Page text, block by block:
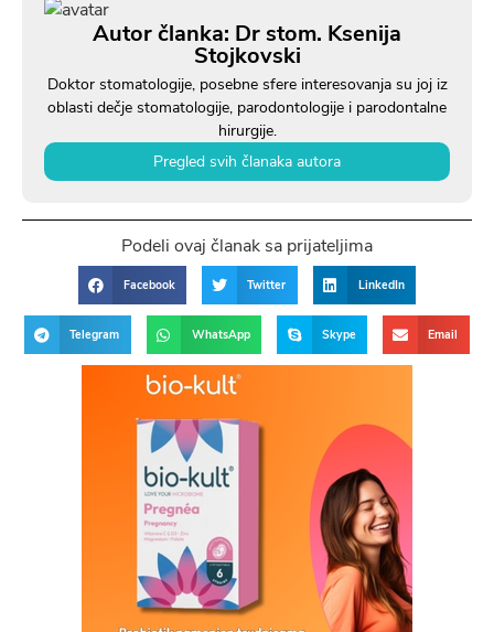
Autor članka: Dr stom. Ksenija
Stojkovski
Doktor stomatologije, posebne sfere interesovanja su joj iz
oblasti dečje stomatologije, parodontologije i parodontalne
hirurgije.
Pregled svih članaka autora
Podeli ovaj članak sa prijateljima
Facebook Twitter LinkedIn
Telegram WhatsApp Skype Email